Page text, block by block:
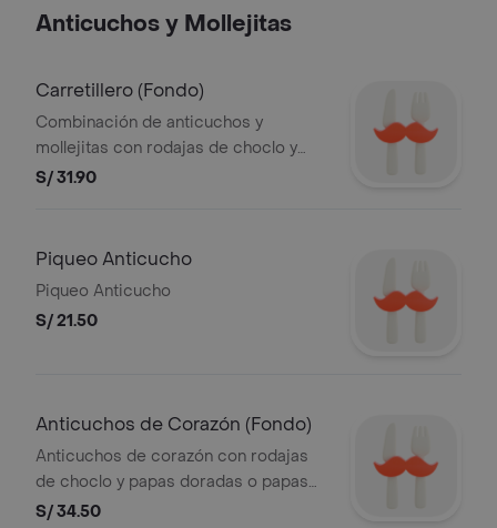
Anticuchos y Mollejitas
Carretillero (Fondo)
Combinación de anticuchos y
mollejitas con rodajas de choclo y
papas doradas o papas fritas y
S/ 31.90
Piqueo Anticucho
Piqueo Anticucho
S/ 21.50
Anticuchos de Corazón (Fondo)
Anticuchos de corazón con rodajas
de choclo y papas doradas o papas
fritas y ensalada.
S/ 34.50